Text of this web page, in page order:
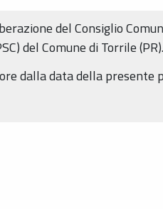
del Consiglio
del Comune di Torrile (PR).
dalla data della presente